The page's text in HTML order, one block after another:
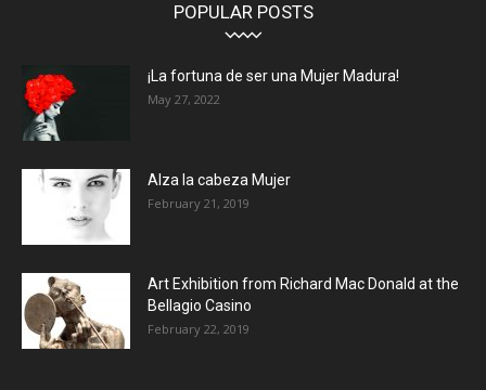
POPULAR POSTS
¡La fortuna de ser una Mujer Madura!
May 27, 2022
Alza la cabeza Mujer
February 21, 2019
Art Exhibition from Richard Mac Donald at the
Bellagio Casino
February 22, 2019